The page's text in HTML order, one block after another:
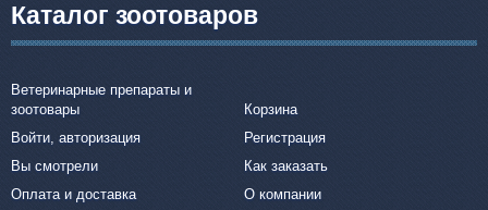
Каталог зоотоваров
Ветеринарные препараты и
зоотовары
Корзина
Войти, авторизация
Регистрация
Вы смотрели
Как заказать
Оплата и доставка
О компании